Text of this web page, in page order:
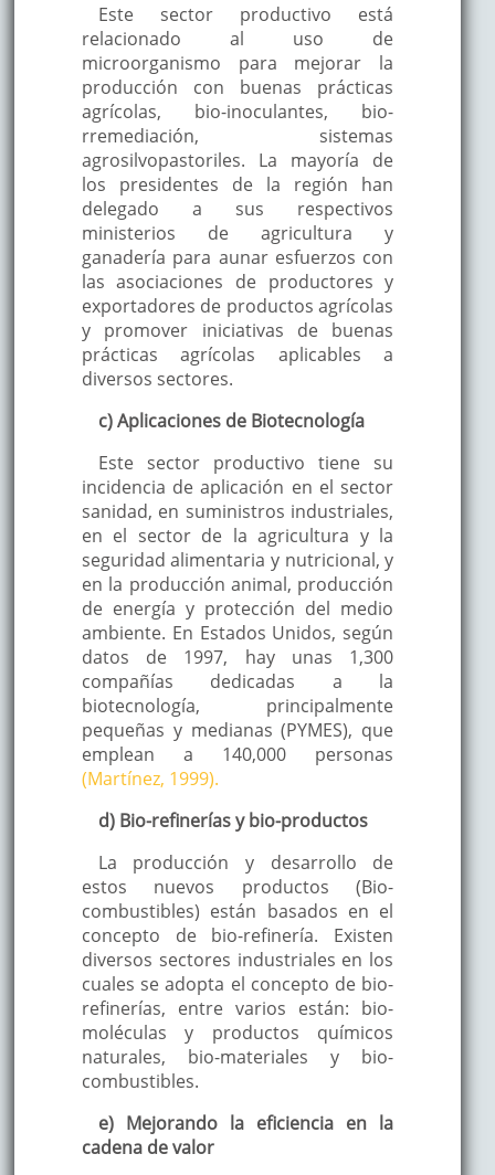
Este sector productivo está
relacionado al uso de
microorganismo para mejorar la
producción con buenas prácticas
agrícolas, bio-inoculantes, bio-
rremediación, sistemas
agrosilvopastoriles. La mayoría de
los presidentes de la región han
delegado a sus respectivos
ministerios de agricultura y
ganadería para aunar esfuerzos con
las asociaciones de productores y
exportadores de productos agrícolas
y promover iniciativas de buenas
prácticas agrícolas aplicables a
diversos sectores.
c) Aplicaciones de Biotecnología
Este sector productivo tiene su
incidencia de aplicación en el sector
sanidad, en suministros industriales,
en el sector de la agricultura y la
seguridad alimentaria y nutricional, y
en la producción animal, producción
de energía y protección del medio
ambiente. En Estados Unidos, según
datos de 1997, hay unas 1,300
compañías dedicadas a la
biotecnología, principalmente
pequeñas y medianas (PYMES), que
emplean a 140,000 personas
(Martínez, 1999).
d) Bio-refinerías y bio-productos
La producción y desarrollo de
estos nuevos productos (Bio-
combustibles) están basados en el
concepto de bio-refinería. Existen
diversos sectores industriales en los
cuales se adopta el concepto de bio-
refinerías, entre varios están: bio-
moléculas y productos químicos
naturales, bio-materiales y bio-
combustibles.
e) Mejorando la eficiencia en la
cadena de valor